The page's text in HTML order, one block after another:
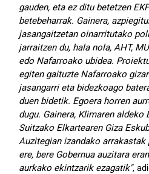
gauden, eta ez ditu betetzen
betebeharrak. Gainera,
jasangaitzetan oinarritutako
jarraitzen du, hala nola, AHT,
edo Nafarroako ubidea.
egiten gaituzte Nafarroako
jasangarri eta bidezkoago
duen bidetik. Egoera horren
dugu. Gainera, Klimaren aldeko
Suitzako Elkartearen Giza
Auzitegian izandako arrakastak
ere, bere Gobernua auzitara
aurkako ekintzarik ezagatik",